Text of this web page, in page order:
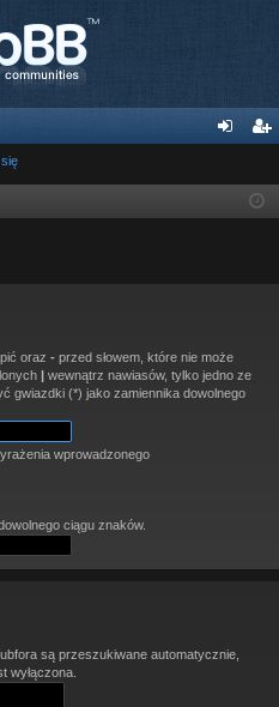
ej
oraz - przed słowem, które nie może
| wewnątrz nawiasów, tylko jedno ze
gwiazdki (*) jako zamiennika dowolnego
wprowadzonego
ciągu znaków.
są przeszukiwane automatycznie,
wyłączona.